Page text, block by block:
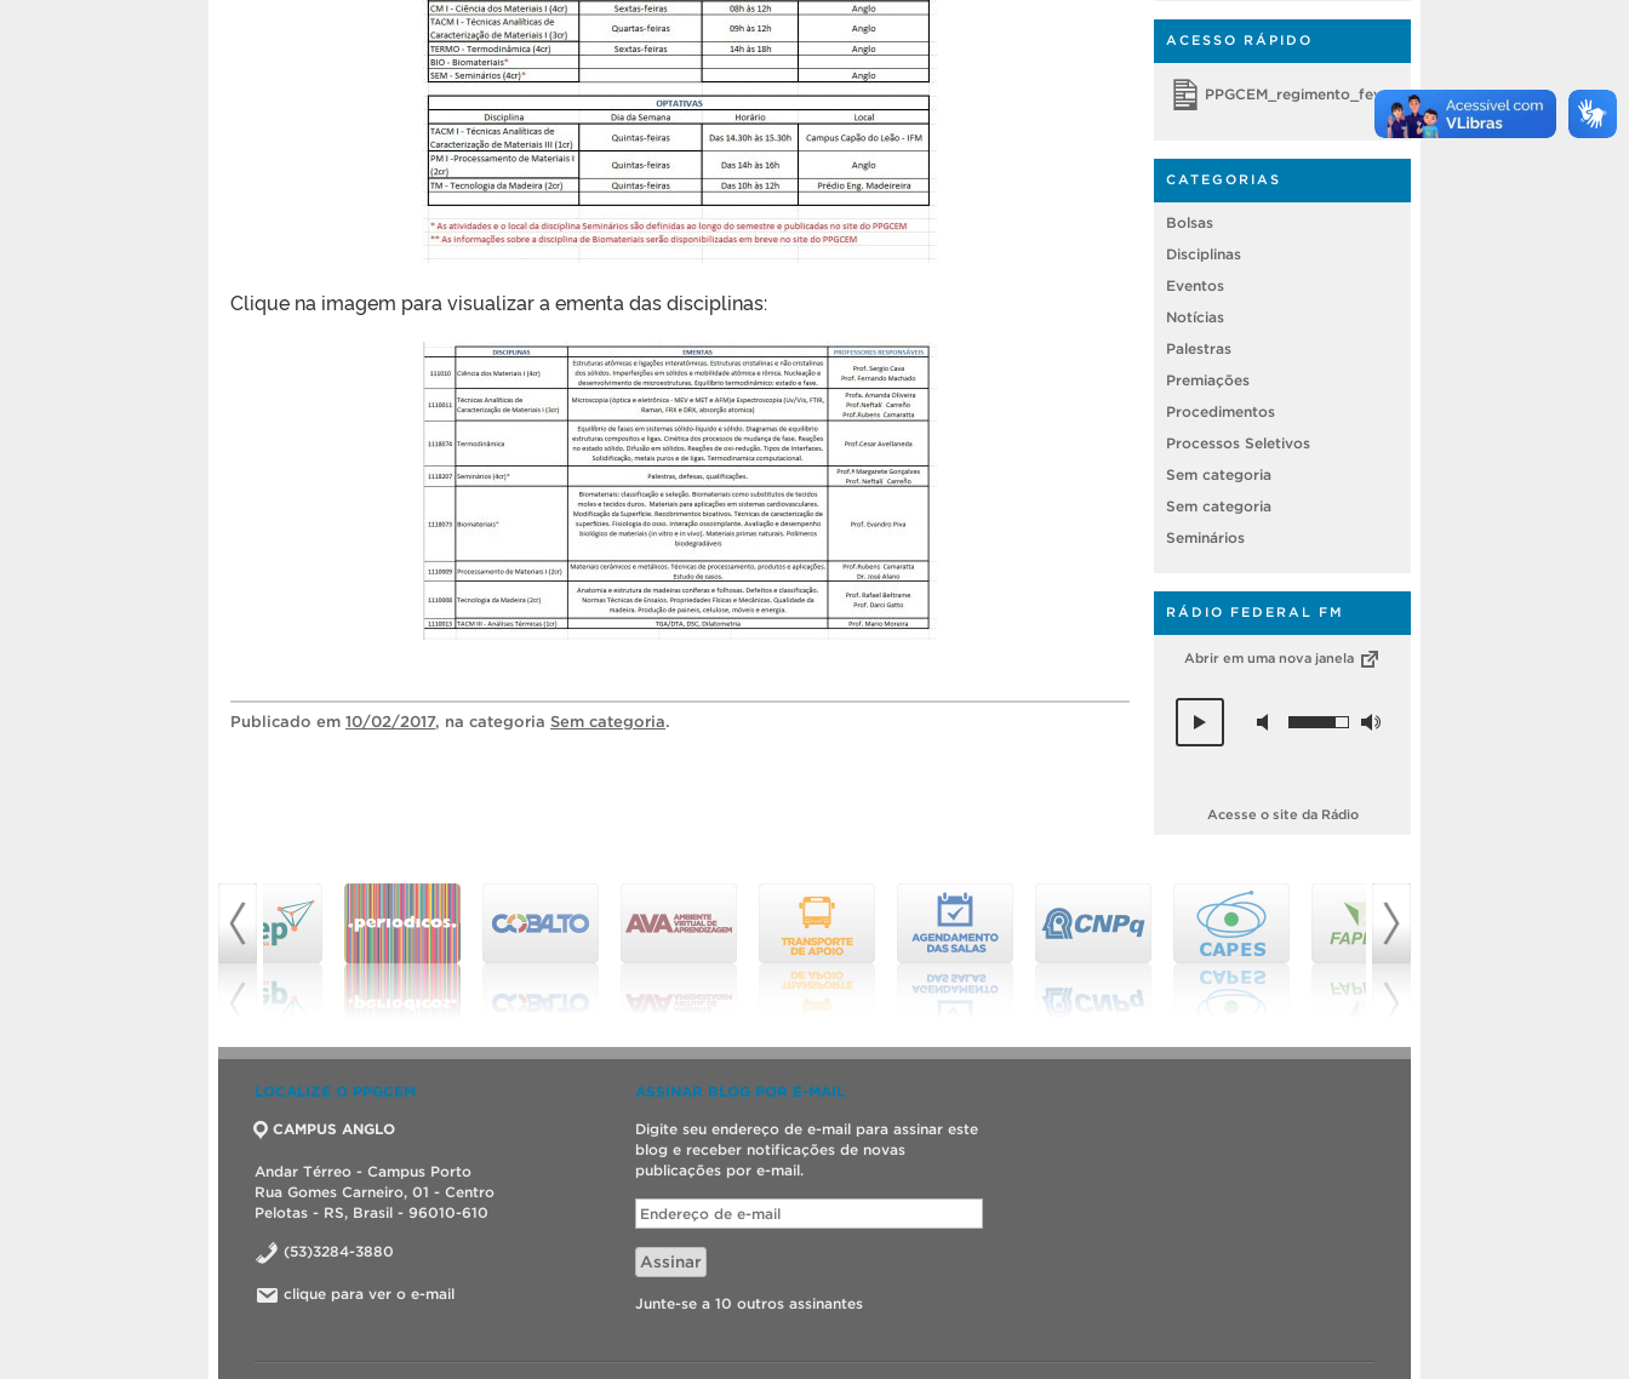
Clique na imagem para visualizar a ementa das disciplinas:
Publicado em 10/02/2017, na categoria Sem categoria.
ACESSO RÁPIDO
PPGCEM_regimento_fevereiro 2018
CATEGORIAS
Bolsas
Disciplinas
Eventos
Notícias
Palestras
Premiações
Procedimentos
Processos Seletivos
Sem categoria
Sem categoria
Seminários
RÁDIO FEDERAL FM
Abrir em uma nova janela
Acesse o site da Rádio
LOCALIZE O PPGCEM
CAMPUS ANGLO
Andar Térreo - Campus Porto
Rua Gomes Carneiro, 01 - Centro
Pelotas - RS, Brasil - 96010-610
(53)3284-3880
clique para ver o e-mail
ASSINAR BLOG POR E-MAIL
Digite seu endereço de e-mail para assinar este
blog e receber notificações de novas
publicações por e-mail.
Endereço
de
e-
mail
Assinar
Junte-se a 10 outros assinantes